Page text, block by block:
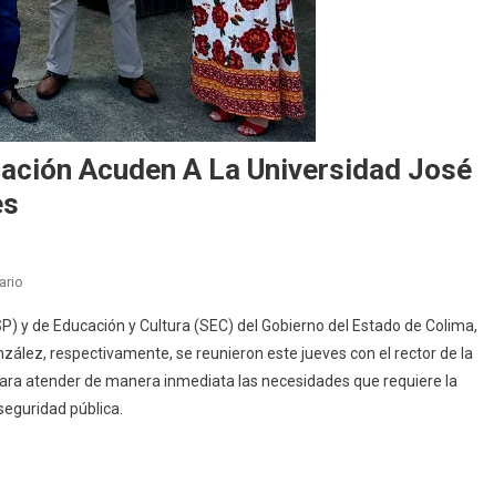
Acuden A La Universidad José
De
Seguridad
Y
Educación
y de Educación y Cultura (SEC) del Gobierno del Estado de Colima,
respectivamente, se reunieron este jueves con el rector de la
atender de manera inmediata las necesidades que requiere la
pública.